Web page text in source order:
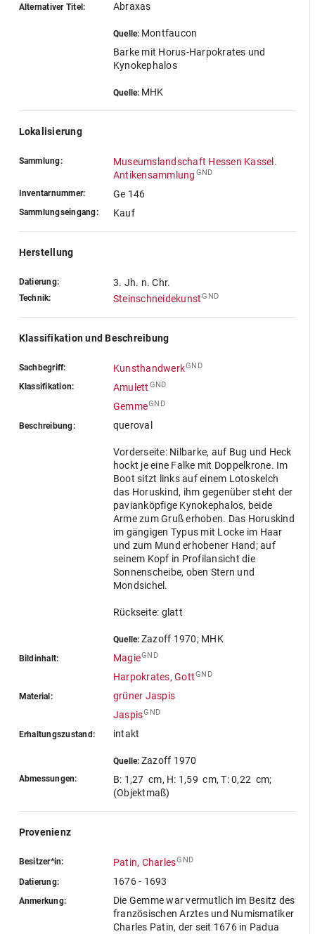
Alternativer Titel: Abraxas
Quelle: Montfaucon
Barke mit Horus-Harpokrates und
Kynokephalos
Quelle: MHK
Lokalisierung
Sammlung:
Museumslandschaft Hessen Kassel.
Antikensammlung GND
Inventarnummer: Ge 146
Sammlungseingang: Kauf
Herstellung
Datierung: 3. Jh. n. Chr.
Technik: SteinschneidekunstGND
Klassifikation und Beschreibung
Sachbegriff: KunsthandwerkGND
Klassifikation: Amulett GND
GemmeGND
Beschreibung: queroval
Vorderseite: Nilbarke, auf Bug und Heck
hockt je eine Falke mit Doppelkrone. Im
Boot sitzt links auf einem Lotoskelch
das Horuskind, ihm gegenüber steht der
pavianköpfige Kynokephalos, beide
Arme zum Gruß erhoben. Das Horuskind
im gängigen Typus mit Locke im Haar
und zum Mund erhobener Hand; auf
seinem Kopf in Profilansicht die
Sonnenscheibe, oben Stern und
Mondsichel.
Rückseite: glatt
Quelle: Zazoff 1970; MHK
Bildinhalt: MagieGND
Harpokrates, GottGND
Material:
grüner Jaspis
JaspisGND
Erhaltungszustand: intakt
Quelle: Zazoff 1970
Abmessungen: B: 1,27 cm, H: 1,59 cm,T: 0,22 cm;
(Objektmaß)
Provenienz
Besitzer*in: Patin, CharlesGND
Datierung: 1676 - 1693
Anmerkung:
Die Gemme war vermutlich im Besitz des
französischen Arztes und Numismatiker
Charles Patin, der seit 1676 in Padua